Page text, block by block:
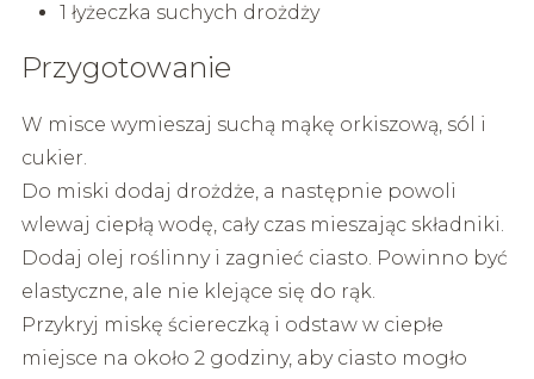
1 łyżeczka suchych drożdży
Przygotowanie
W misce wymieszaj suchą mąkę orkiszową, sól i
cukier.
Do miski dodaj drożdże, a następnie powoli
wlewaj ciepłą wodę, cały czas mieszając składniki.
Dodaj olej roślinny i zagnieć ciasto. Powinno być
elastyczne, ale nie klejące się do rąk.
Przykryj miskę ściereczką i odstaw w ciepłe
miejsce na około 2 godziny, aby ciasto mogło